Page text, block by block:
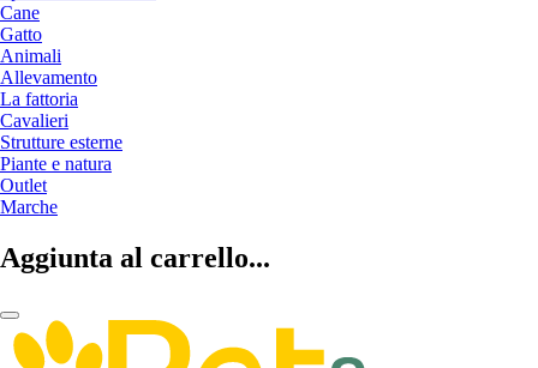
Cane
Gatto
Animali
Allevamento
La fattoria
Cavalieri
Strutture esterne
Piante e natura
Outlet
Marche
Aggiunta al carrello...